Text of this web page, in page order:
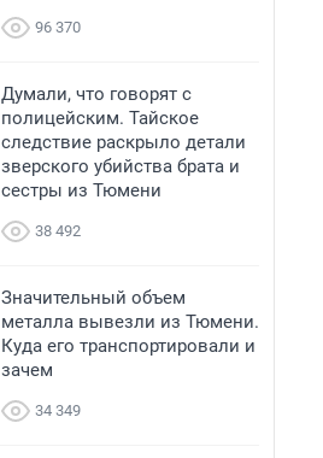
96 370
Думали, что говорят с
полицейским. Тайское
следствие раскрыло детали
зверского убийства брата и
сестры из Тюмени
38 492
Значительный объем
металла вывезли из Тюмени.
Куда его транспортировали и
зачем
34 349